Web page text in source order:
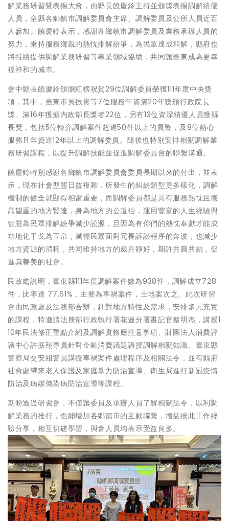
解業務研習暨表揚大會，由縣長饒慶鈴主持並頒獎表揚調解績優
人員，全縣各鄉鎮市調解委員會主席、調解委員及公所人員近百
人參加。饒慶鈴表示，感謝各鄉鎮市調解委員及業務承辦人員的
努力，秉持服務鄉親的熱忱排解紛爭，為民眾達成和解，縣府也
將持續提供調解業務研習等專業領域協助，共同讓臺東成為更幸
福祥和的城市。
會中縣長饒慶鈴頒贈紅榜祝賀29位調解委員榮獲111年度中央獎
項，其中，臺東市吳振貴等7位服務年資滿20年獲頒行政院長
獎、滿16年獲頒內政部長獎者22位，另有13位資深績優人員獲縣
長獎，包括5位轉介調解案件超過50件以上的員警，及8位熱心
服務且年資達12年以上的調解委員。隨後也特別安排相關調解業
務研習課程，以提升調解技能並促進調解委員會的聯繫溝通。
饒慶鈴特別感謝各鄉鎮市調解委員會委員長期以來的付出，並表
示，現在社會型態日益複雜，所發生的糾紛類型更多樣化，調解
機制的健全就顯得相當重要，而調解委員都是具有服務熱忱且德
高望重的地方賢達，身為地方的公道伯，運用豐富的人生經驗與
智慧為民眾排解紛爭減少訟源，且因為有你們的熱忱奉獻才能成
功地化干戈為玉帛，減輕民眾面對冗長訴訟程序的奔波，也減少
地方資源的消耗，共同維持地方的歲月靜好，期許共圓共融，促
進真善美的社會。
民政處說明，臺東縣111年度調解案件數為938件，調解成立728
件，比率達 77.61%，主要為車禍案件，土地案次之。此次研習
會由民政處及法務部合辦，針對地方特性及需求，安排多元充實
的課程，特邀請法務部行政執行署花蓮分署書記官蔡明杰，講授1
10年民法修正重點介紹及調解實務應注意事項、財團法人消費評
議中心許朕翔專員針對金融消費議題講授調解相關知識、臺東縣
警察局交安組警員講授車禍案件處理程序及相關法令，並有縣府
社會處帶來老人保護及家庭暴力防治宣導、衛生局進行新冠疫情
防治及病媒傳染病防治宣導等課程。
期盼透過研習會，不僅讓委員及承辦人員了解相關法令，以利調
解業務的推行，也能增加各鄉鎮市的互動聯繫，增益彼此工作經
驗分享，相互切磋學習，與會人員均表示受益良多。